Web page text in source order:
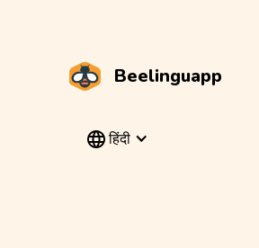
Beelinguapp
हिंदी